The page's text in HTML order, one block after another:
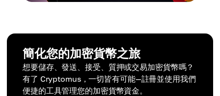
簡化您的加密貨幣之旅
想要儲存、發送、接受、質押或交易加密貨幣嗎？
有了 Cryptomus，一切皆有可能—註冊並使用我們
便捷的工具管理您的加密貨幣資金。